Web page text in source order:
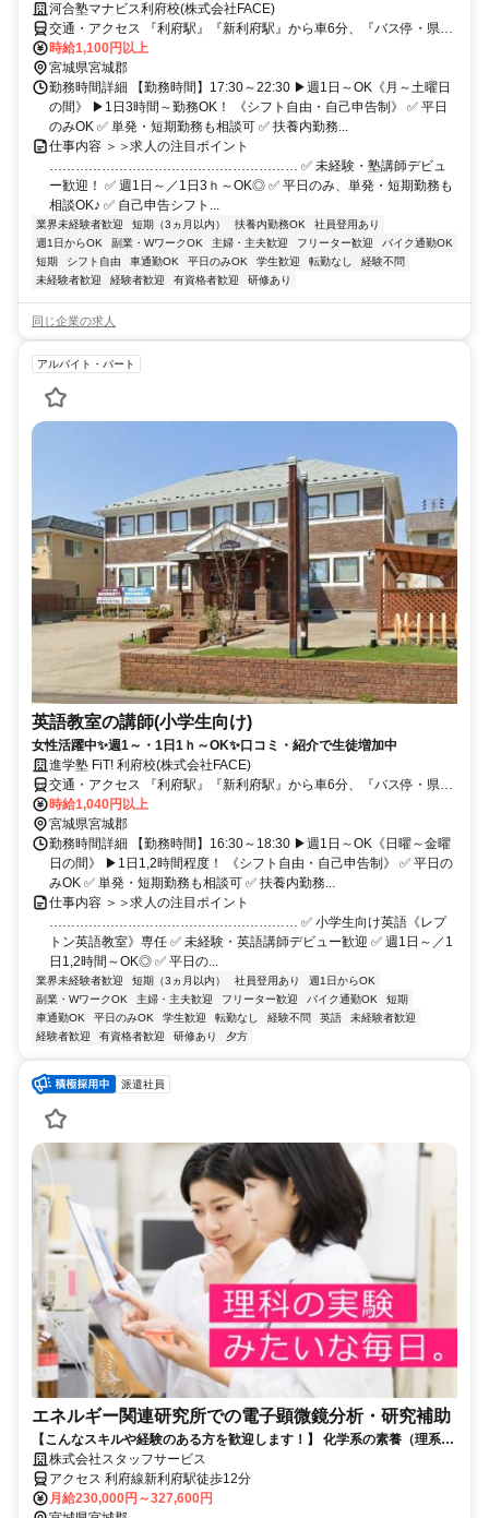
河合塾マナビス利府校(株式会社FACE)
交通・アクセス 『利府駅』『新利府駅』から車6分、『バス停・県サ
ッカー場前』から徒歩1分★車・バイク通勤OK（駐車場完備）
時給1,100円以上
宮城県宮城郡
勤務時間詳細 【勤務時間】17:30～22:30 ▶週1日～OK《月～土曜日
の間》 ▶1日3時間～勤務OK！ 《シフト自由・自己申告制》 ✅ 平日
のみOK ✅ 単発・短期勤務も相談可 ✅ 扶養内勤務...
仕事内容 ＞＞求人の注目ポイント
………………………………………………… ✅ 未経験・塾講師デビュ
ー歓迎！ ✅ 週1日～／1日3ｈ～OK◎ ✅ 平日のみ、単発・短期勤務も
相談OK♪ ✅ 自己申告シフト...
業界未経験者歓迎 短期（3ヵ月以内） 扶養内勤務OK
社員登用あり
週1日からOK
副業・WワークOK 主婦・主夫歓迎 フリーター歓迎
バイク通勤OK
短期
シフト自由 車通勤OK 平日のみOK 学生歓迎 転勤なし
経験不問
未経験者歓迎
経験者歓迎 有資格者歓迎 研修あり
同じ企業の求人
アルバイト・パート
英語教室の講師(小学生向け)
女性活躍中✨週1～・1日1ｈ～OK✨口コミ・紹介で生徒増加中
進学塾 FiT! 利府校(株式会社FACE)
交通・アクセス 『利府駅』『新利府駅』から車6分、『バス停・県サ
ッカー場前』から徒歩1分★車・バイク通勤OK（駐車場完備）
時給1,040円以上
宮城県宮城郡
勤務時間詳細 【勤務時間】16:30～18:30 ▶週1日～OK《日曜～金曜
日の間》 ▶1日1,2時間程度！ 《シフト自由・自己申告制》 ✅ 平日の
みOK ✅ 単発・短期勤務も相談可 ✅ 扶養内勤務...
仕事内容 ＞＞求人の注目ポイント
………………………………………………… ✅ 小学生向け英語《レプ
トン英語教室》専任 ✅ 未経験・英語講師デビュー歓迎 ✅ 週1日～／1
日1,2時間～OK◎ ✅ 平日の...
業界未経験者歓迎 短期（3ヵ月以内） 社員登用あり
週1日からOK
副業・WワークOK
主婦・主夫歓迎 フリーター歓迎 バイク通勤OK
短期
車通勤OK
平日のみOK 学生歓迎 転勤なし 経験不問 英語
未経験者歓迎
経験者歓迎
有資格者歓迎 研修あり 夕方
派遣社員
エネルギー関連研究所での電子顕微鏡分析・研究補助
【こんなスキルや経験のある方を歓迎します！】 化学系の素養（理系大
卒、工業高校卒の方）
株式会社スタッフサービス
アクセス 利府線新利府駅徒歩12分
月給230,000円～327,600円